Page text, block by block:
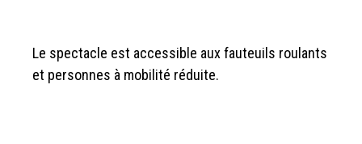
Le spectacle est accessible aux fauteuils roulants
et personnes à mobilité réduite.